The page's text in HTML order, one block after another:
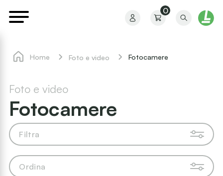
Il mio profilo
I miei ordini
I miei preferiti
0
Home Foto e video Fotocamere
Foto e video
Fotocamere
Filtra
Ordina